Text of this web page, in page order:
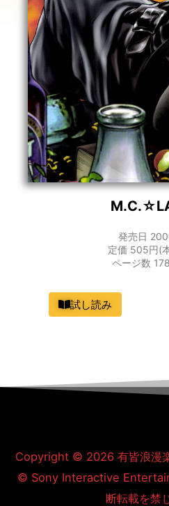
発売日
定価 505円(
ページ数
試し読み
Copyright © 2026 有皆浪漫
© Sony Interactive
断転載を禁